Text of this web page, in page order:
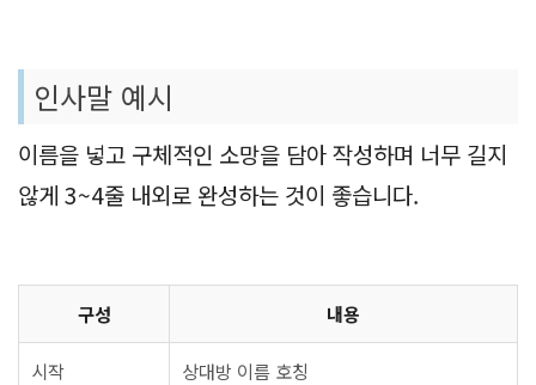
인사말 예시
이름을 넣고 구체적인 소망을 담아 작성하며 너무 길지
않게 3~4줄 내외로 완성하는 것이 좋습니다.
구성 내용
시작 상대방 이름 호칭